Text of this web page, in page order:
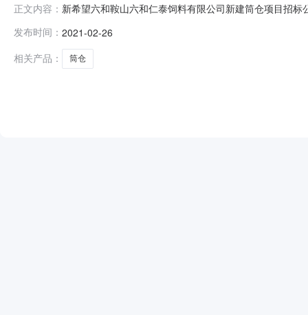
正文内容： 新希望六和鞍山六和仁泰饲料有限公司新建筒仓项目招
1.1项目名称：鞍山六和仁泰饲料有限公司新建筒仓项目
发布时间： 2021-02-26
相关产品：
筒仓